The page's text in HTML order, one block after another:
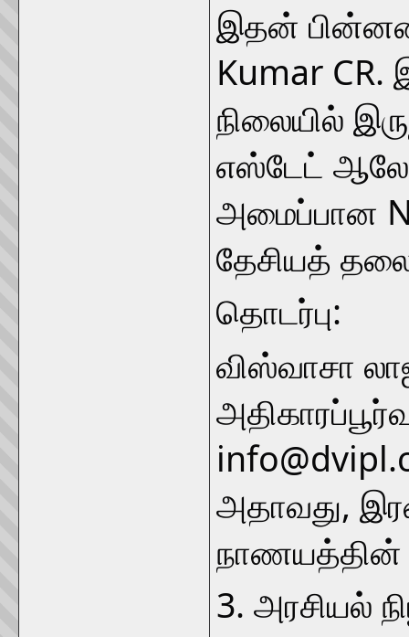
இதன்
Kumar
நிலையில்
எஸ்டேட்
அமைப்பான
தேசியத்
தொடர்பு:
விஸ்வாசா
அதாவது,
நாணயத்தின்
3. அரசியல்